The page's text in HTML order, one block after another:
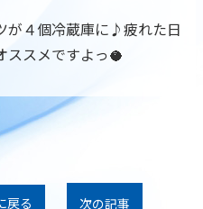
が４個冷蔵庫に♪疲れた日
ススメですよっ🥥
戻る 次の記事